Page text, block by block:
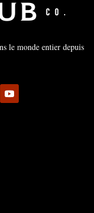
le monde entier depuis